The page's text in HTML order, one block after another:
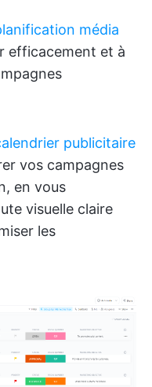
média
efficacement et à
publicitaire
vos campagnes
en vous
visuelle claire
les